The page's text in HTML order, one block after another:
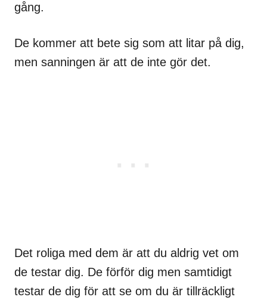
gång.
De kommer att bete sig som att litar på dig,
men sanningen är att de inte gör det.
Det roliga med dem är att du aldrig vet om
de testar dig. De förför dig men samtidigt
testar de dig för att se om du är tillräckligt